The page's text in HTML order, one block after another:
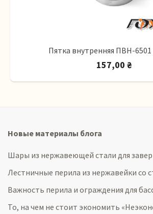
Пятка внутренняя ПВН-6501
157,00 ₴
Новые материалы блога
Шары из нержавеющей стали для
Лестничные перила из нержавейки со
Важность перила и ограждения для
То, на чем не стоит экономить